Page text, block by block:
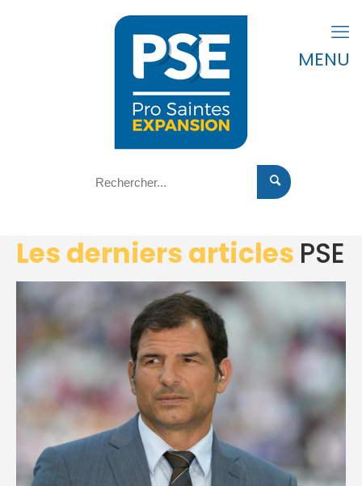
MENU
Les derniers articles PSE